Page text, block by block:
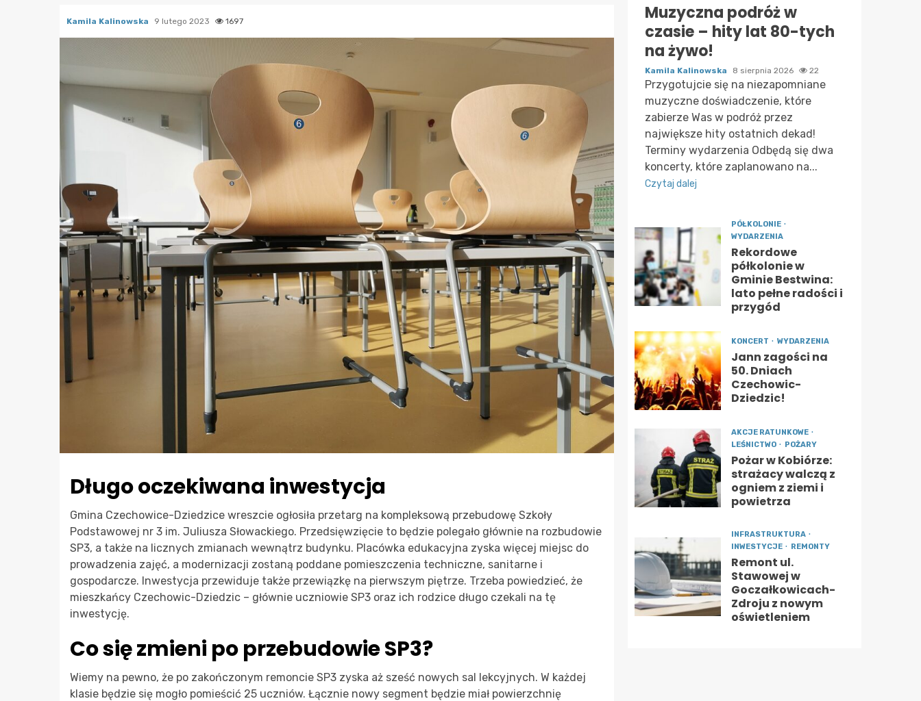
Kamila Kalinowska 9 lutego 2023 1697
Długo oczekiwana inwestycja
Gmina Czechowice-Dziedzice wreszcie ogłosiła przetarg na kompleksową przebudowę Szkoły
Podstawowej nr 3 im. Juliusza Słowackiego. Przedsięwzięcie to będzie polegało głównie na rozbudowie
SP3, a także na licznych zmianach wewnątrz budynku. Placówka edukacyjna zyska więcej miejsc do
prowadzenia zajęć, a modernizacji zostaną poddane pomieszczenia techniczne, sanitarne i
gospodarcze. Inwestycja przewiduje także przewiązkę na pierwszym piętrze. Trzeba powiedzieć, że
mieszkańcy Czechowic-Dziedzic – głównie uczniowie SP3 oraz ich rodzice długo czekali na tę
inwestycję.
Co się zmieni po przebudowie SP3?
Wiemy na pewno, że po zakończonym remoncie SP3 zyska aż sześć nowych sal lekcyjnych. W każdej
klasie będzie się mogło pomieścić 25 uczniów. Łącznie nowy segment będzie miał powierzchnię
Muzyczna podróż w
czasie – hity lat 80-tych
na żywo!
Kamila Kalinowska 8 sierpnia 2026 22
Przygotujcie się na niezapomniane
muzyczne doświadczenie, które
zabierze Was w podróż przez
największe hity ostatnich dekad!
Terminy wydarzenia Odbędą się dwa
koncerty, które zaplanowano na...
Czytaj dalej
PÓŁKOLONIE
WYDARZENIA
Rekordowe
półkolonie w
Gminie Bestwina:
lato pełne radości i
przygód
KONCERT WYDARZENIA
Jann zagości na
50. Dniach
Czechowic-
Dziedzic!
AKCJE RATUNKOWE
LEŚNICTWO
POŻARY
Pożar w Kobiórze:
strażacy walczą z
ogniem z ziemi i
powietrza
INFRASTRUKTURA
INWESTYCJE
REMONTY
Remont ul.
Stawowej w
Goczałkowicach-
Zdroju z nowym
oświetleniem